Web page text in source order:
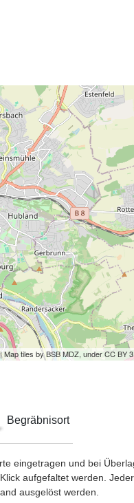
Map tiles by BSB MDZ, under CC BY
Begräbnisort
eingetragen und bei
aufgefaltet werden.
ausgelöst werden.